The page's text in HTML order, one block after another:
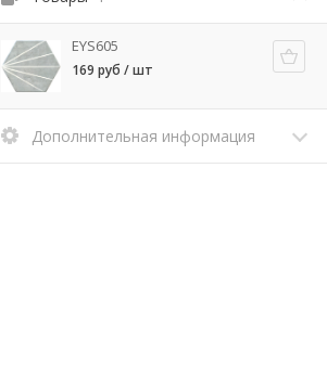
EYS605
169 руб / шт
Дополнительная информация